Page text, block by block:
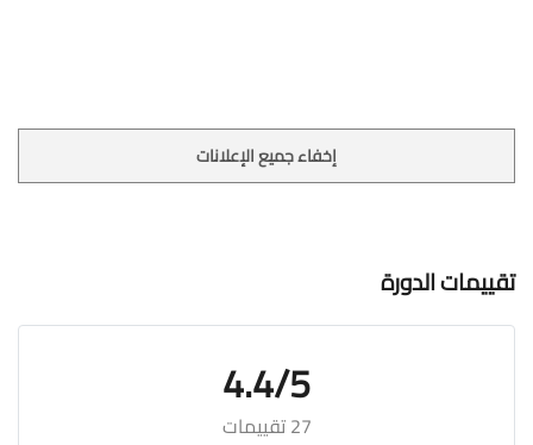
إخفاء جميع الإعلانات
تقييمات الدورة
4.4/5
27 تقييمات